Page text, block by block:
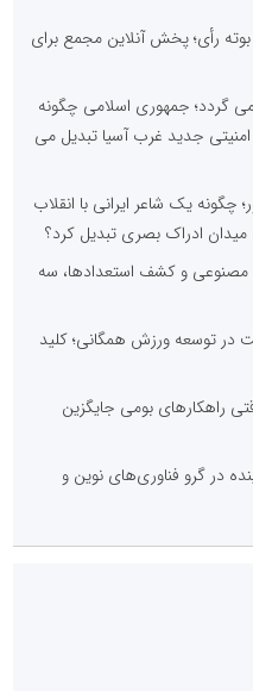
سال ۱۴۰۴ کالبر در بوته رأی؛ پخش آنلاین مجمع برای
گردد؛ جمهوری اسلامی چگونه
امنیتی جدید غرب آسیا تبدیل می
چگونه یک شاعر ایرانی با انقلاب
ادراک بصری تبدیل کرد؟
مصنوعی و کشف استعدادها، سه
در توسعه ورزش همگانی؛ کلید
راهکارهای بومی جایگزین
در گرو فناوری‌های نوین و